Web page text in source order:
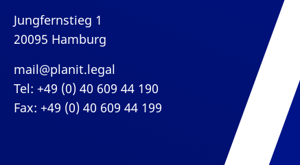
Jungfernstieg 1
20095 Hamburg
mail@planit.legal
Tel: +49 (0) 40 609 44 190
Fax: +49 (0) 40 609 44 199